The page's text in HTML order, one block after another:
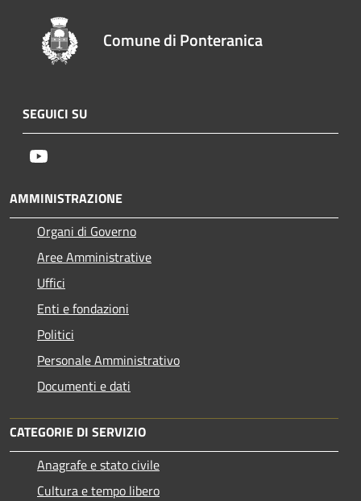
Comune di Ponteranica
SEGUICI SU
AMMINISTRAZIONE
Organi di Governo
Aree Amministrative
Uffici
Enti e fondazioni
Politici
Personale Amministrativo
Documenti e dati
CATEGORIE DI SERVIZIO
Anagrafe e stato civile
Cultura e tempo libero